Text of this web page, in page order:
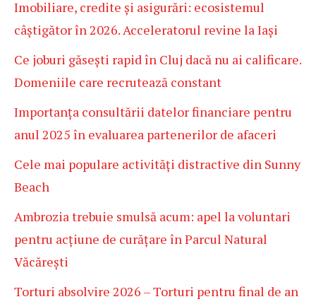
Imobiliare, credite și asigurări: ecosistemul
câștigător în 2026. Acceleratorul revine la Iași
Ce joburi găsești rapid în Cluj dacă nu ai calificare.
Domeniile care recrutează constant
Importanța consultării datelor financiare pentru
anul 2025 în evaluarea partenerilor de afaceri
Cele mai populare activități distractive din Sunny
Beach
Ambrozia trebuie smulsă acum: apel la voluntari
pentru acțiune de curățare în Parcul Natural
Văcărești
Torturi absolvire 2026 – Torturi pentru final de an